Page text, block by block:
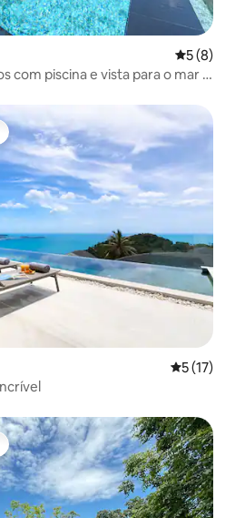
5 de
5 (8)
com piscina e vista para o mar a
5 de uma
5 (17)